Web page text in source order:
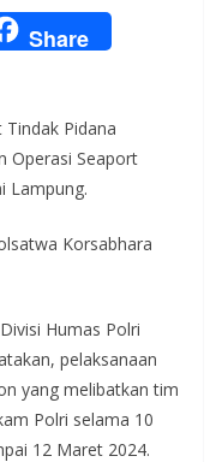
Share
Pidana
Operasi Seaport
Lampung.
Korsabhara
Humas Polri
pelaksanaan
yang melibatkan tim
Polri selama 10
12 Maret 2024.